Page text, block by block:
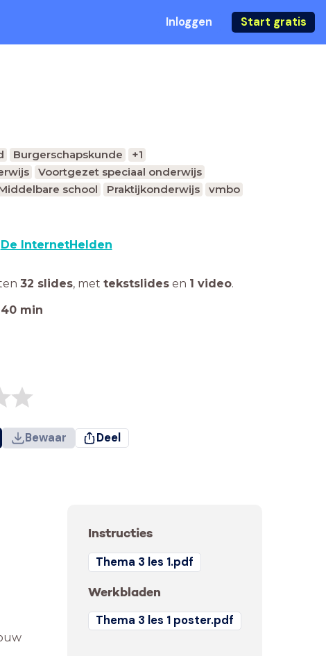
Inloggen Start gratis
Burgerschapskunde
+1
Voortgezet speciaal onderwijs
school Praktijkonderwijs vmbo
De InternetHelden
32 slides, met tekstslides en 1 video.
40 min
Bewaar Deel
Instructies
Thema 3 les 1.pdf
Werkbladen
Thema 3 les 1 poster.pdf